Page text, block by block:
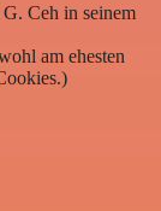
Ceh in seinem
am ehesten